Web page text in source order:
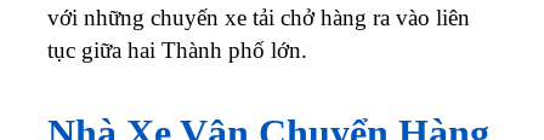
với những chuyến xe tải chở hàng ra vào liên
tục giữa hai Thành phố lớn.